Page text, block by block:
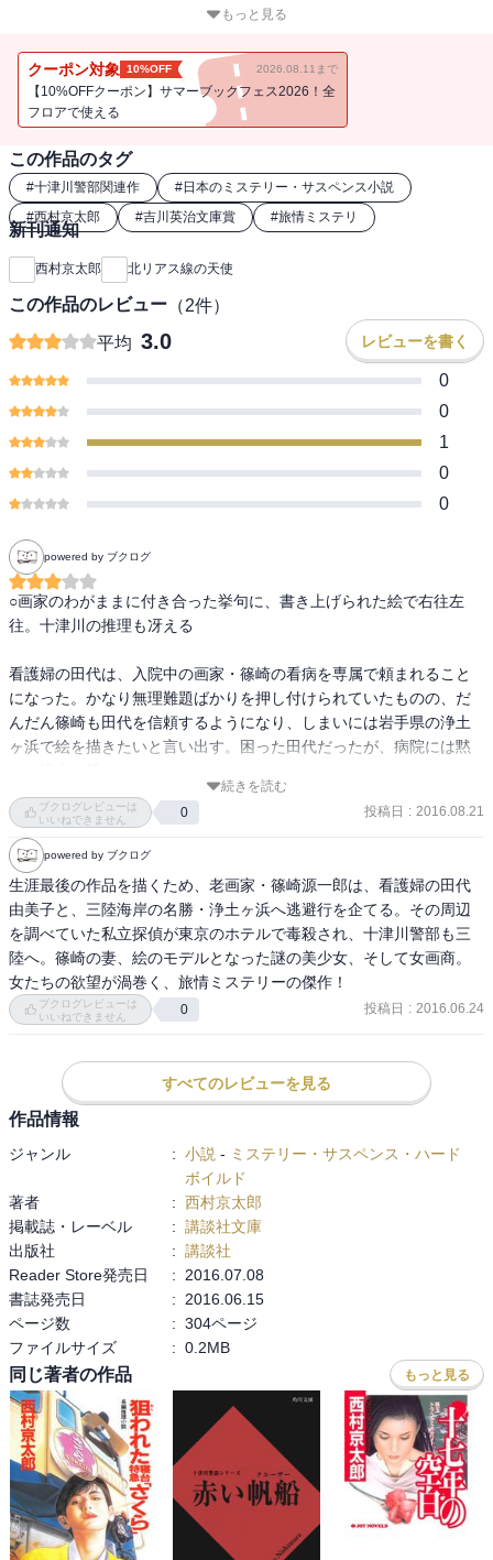
陸へ。篠崎の妻、絵のモデルとなった謎の美少女、そして女画商。
もっと見る
クーポン対象 10%OFF 2026.08.11まで
【10%OFFクーポン】サマーブックフェス2026！全
フロアで使える
この作品のタグ
#十津川警部関連作 #日本のミステリー・サスペンス小説
#西村京太郎 #吉川英治文庫賞 #旅情ミステリ
新刊通知
西村京太郎 北リアス線の天使
この作品のレビュー （2件）
平均 3.0 レビューを書く
0
0
1
0
0
powered by ブクログ
○画家のわがままに付き合った挙句に、書き上げられた絵で右往左
往。十津川の推理も冴える
看護婦の田代は、入院中の画家・篠崎の看病を専属で頼まれること
になった。かなり無理難題ばかりを押し付けられていたものの、だ
んだん篠崎も田代を信頼するようになり、しまいには岩手県の浄土
ヶ浜で絵を描きたいと言い出す。困った田代だったが、病院には黙
浄土ヶ浜でも篠崎に振り回されっぱなしだったものの、浜で少女を
見つけたのち精力的に絵を描くようになるが、描き上げたところで
持病で死んでしまった。描き上げた絵やマンションは遺言の通りに
分けることになったが・・・
一方田代は、病院が全く探そうとしていないことや、不審な男性が
うろついていることも見つけたりしたが、実はその男性が後日殺さ
れていることを十津川が捜査しはじめる。私立探偵・橋本の力も借
りながら、少しずつ謎を解き明かしていく！
浄土ヶ浜で出会う少女と、篠崎の妻、そして篠崎の妻も信頼を寄せ
く、読者も想像で進むしかないから、なかなかこの結論にはたどり
着けないでしょう！
続きを読む
ブクログレビューは
いいねできません
0 投稿日 : 2016.08.21
powered by ブクログ
生涯最後の作品を描くため、老画家・篠崎源一郎は、看護婦の田代
由美子と、三陸海岸の名勝・浄土ヶ浜へ逃避行を企てる。その周辺
を調べていた私立探偵が東京のホテルで毒殺され、十津川警部も三
陸へ。篠崎の妻、絵のモデルとなった謎の美少女、そして女画商。
女たちの欲望が渦巻く、旅情ミステリーの傑作！
ブクログレビューは
いいねできません
0 投稿日 : 2016.06.24
すべてのレビューを見る
作品情報
ジャンル : 小説 - ミステリー・サスペンス・ハード
ボイルド
著者
: 西村京太郎
掲載誌・レーベル
: 講談社文庫
出版社
: 講談社
Reader Store発売日
:
2016.07.08
書誌発売日
:
2016.06.15
ページ数
: 304ページ
ファイルサイズ
: 0.2MB
同じ著者の作品 もっと見る